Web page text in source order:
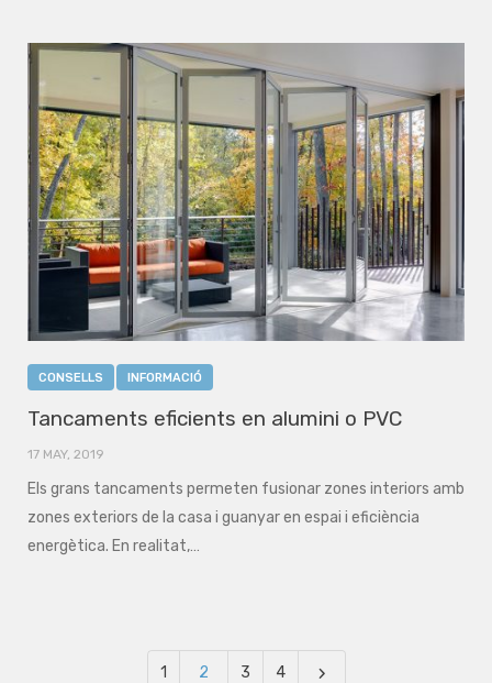
CONSELLS INFORMACIÓ
Tancaments eficients en alumini o PVC
17 MAY, 2019
Els grans tancaments permeten fusionar zones interiors amb
zones exteriors de la casa i guanyar en espai i eficiència
energètica. En realitat,…
1 2 3 4